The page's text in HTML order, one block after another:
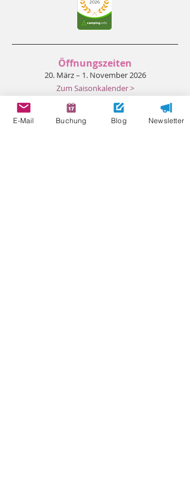
Öffnungszeiten
20. März – 1. November 2026
Zum Saisonkalender >
Bewertungen
E-Mail Buchung Blog Newsletter